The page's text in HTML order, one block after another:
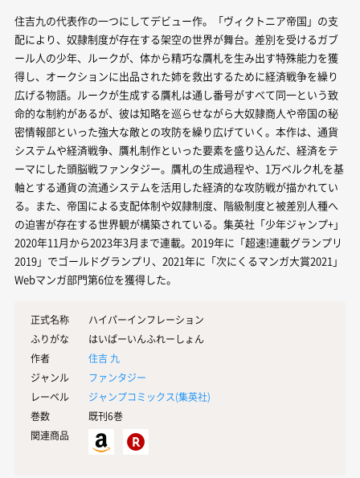
住吉九の代表作の一つにしてデビュー作。「ヴィクトニア帝国」の支
配により、奴隷制度が存在する架空の世界が舞台。差別を受けるガブ
ール人の少年、ルークが、体から精巧な贋札を生み出す特殊能力を獲
得し、オークションに出品された姉を救出するために経済戦争を繰り
広げる物語。ルークが生成する贋札は通し番号がすべて同一という致
命的な制約があるが、彼は知略を巡らせながら大奴隷商人や帝国の秘
密情報部といった強大な敵との攻防を繰り広げていく。本作は、通貨
システムや経済戦争、贋札制作といった要素を盛り込んだ、経済をテ
ーマにした頭脳戦ファンタジー。贋札の生成過程や、1万ベルク札を基
軸とする通貨の流通システムを活用した経済的な攻防戦が描かれてい
る。また、帝国による支配体制や奴隷制度、階級制度と被差別人種へ
の迫害が存在する世界観が構築されている。集英社「少年ジャンプ+」
2020年11月から2023年3月まで連載。2019年に「超速!連載グランプリ
2019」でゴールドグランプリ、2021年に「次にくるマンガ大賞2021」
Webマンガ部門第6位を獲得した。
正式名称
ハイパーインフレーション
ふりがな
はいぱーいんふれーしょん
作者
住吉 九
ジャンル
ファンタジー
レーベル
ジャンプコミックス(集英社)
巻数
既刊6巻
関連商品